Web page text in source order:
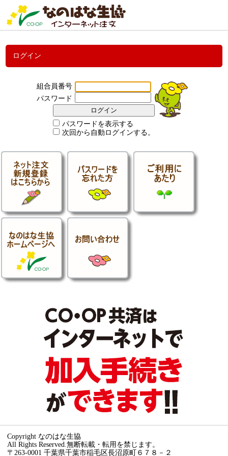
ログイン
組合員番号
パスワード
パスワードを表示する
次回から自動ログインする。
Copyright なのはな生協
All Rights Reserved.無断転載・転用を禁じます。
〒263-0001 千葉県千葉市稲毛区長沼原町６７８－２